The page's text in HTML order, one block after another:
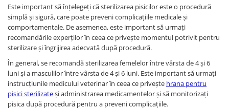
Este important să înțelegeți că sterilizarea pisicilor este o procedură
simplă și sigură, care poate preveni complicațiile medicale și
comportamentale. De asemenea, este important să urmați
recomandările experților în ceea ce privește momentul potrivit pentru
sterilizare și îngrijirea adecvată după procedură.
În general, se recomandă sterilizarea femelelor între vârsta de 4 și 6
luni și a masculilor între vârsta de 4 și 6 luni. Este important să urmați
instrucțiunile medicului veterinar în ceea ce privește hrana pentru
pisici sterilizateși administrarea medicamentelor și să monitorizați
pisica după procedură pentru a preveni complicațiile.